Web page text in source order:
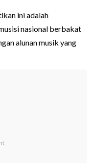
ini adalah
nasional berbakat
alunan musik yang